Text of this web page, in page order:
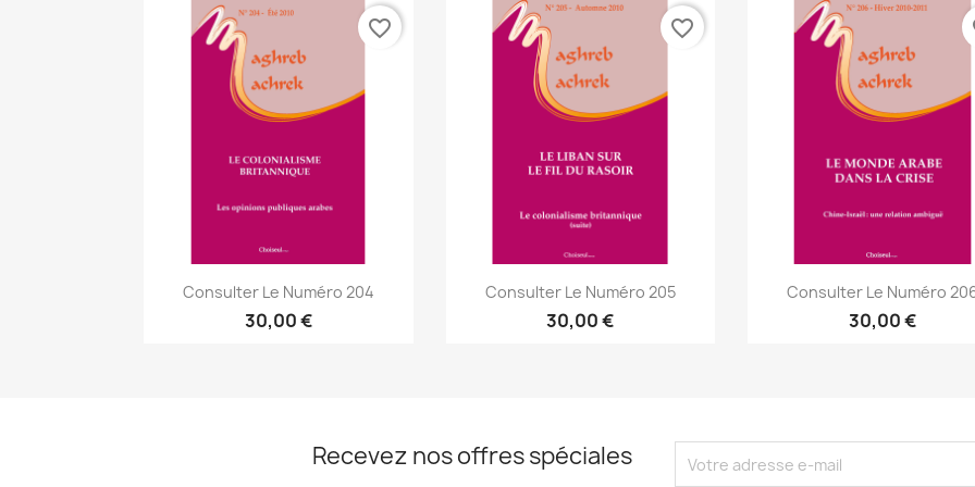
Aperçu rapide
Consulter Le Numéro 204
30,00 €
favorite_border
Aperçu rapide
Consulter Le Numéro 205
30,00 €
favorite_border
Aperçu rapide
Consulter Le Numéro
30,00 €
Recevez nos offres spéciales